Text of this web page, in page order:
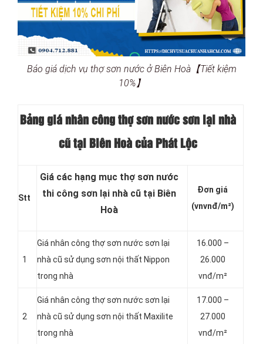
Báo giá dịch vụ thợ sơn nước ở Biên Hoà【Tiết kiệm
10%】
Bảng giá nhân công thợ sơn nước sơn lại nhà
cũ tại Biên Hoà của Phát Lộc
Stt
Giá các hạng mục thợ sơn nước
thi công sơn lại nhà cũ tại Biên
Hoà
Đơn giá
(vnvnđ/m²)
1
Giá nhân công thợ sơn nước sơn lại
nhà cũ sử dụng sơn nội thất Nippon
trong nhà
16.000 –
26.000
vnđ/m²
2
Giá nhân công thợ sơn nước sơn lại
nhà cũ sử dụng sơn nội thất Maxilite
trong nhà
17.000 –
27.000
vnđ/m²